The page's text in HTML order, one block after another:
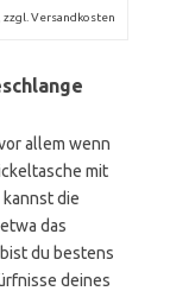
zzgl. Versandkosten
allem wenn
mit
die
das
du bestens
deines